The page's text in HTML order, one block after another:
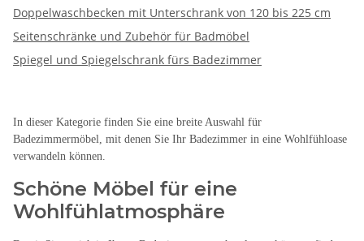
Doppelwaschbecken mit Unterschrank von 120 bis 225 cm
Seitenschränke und Zubehör für Badmöbel
Spiegel und Spiegelschrank fürs Badezimmer
In dieser Kategorie finden Sie eine breite Auswahl für
Badezimmermöbel, mit denen Sie Ihr Badezimmer in eine Wohlfühloase
verwandeln können.
Schöne Möbel für eine
Wohlfühlatmosphäre